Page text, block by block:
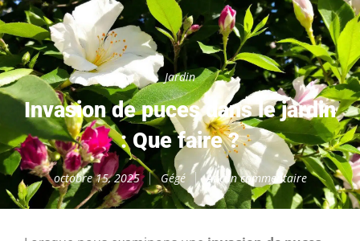
Jardin
Invasion de puces dans le jardin
: Que faire ?
octobre 15, 2025 Gégé Aucun commentaire